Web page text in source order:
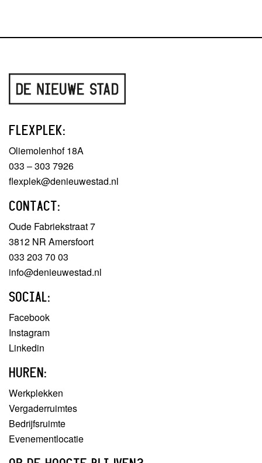
FLEXPLEK:
Oliemolenhof 18A
033 – 303 7926
flexplek@denieuwestad.nl
CONTACT:
Oude Fabriekstraat 7
3812 NR Amersfoort
033 203 70 03
info@denieuwestad.nl
SOCIAL:
Facebook
Instagram
Linkedin
HUREN:
Werkplekken
Vergaderruimtes
Bedrijfsruimte
Evenementlocatie